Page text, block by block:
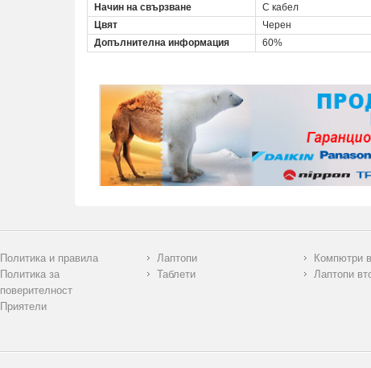
Начин на свързване
С кабел
Цвят
Черен
Допълнителна информация
60%
Политика и правила
Политика за
поверителност
Приятели
Лаптопи
Таблети
Компютри
Лаптопи